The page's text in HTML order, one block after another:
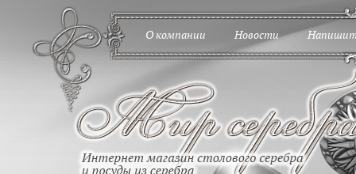
О компании Новости